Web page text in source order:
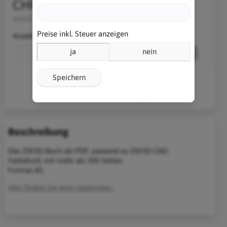
CHF 40.05
Anzahl
Stk. In den Warenkorb
Beschreibung
Das ZW3D-Buch als PDF, passend zu ZW3D CAD.
Farbdruck mit mehr als 300 Seiten.
Format A5.
Preise inkl. Steuer anzeigen
ja nein
Speichern